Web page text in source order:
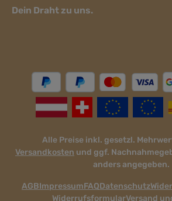
Dein Draht zu uns.
Alle Preise inkl. gesetzl.
Versandkosten und ggf.
anders angegeben.
AGBImpressumFAQDatenschutz
WiderrufsformularVersand